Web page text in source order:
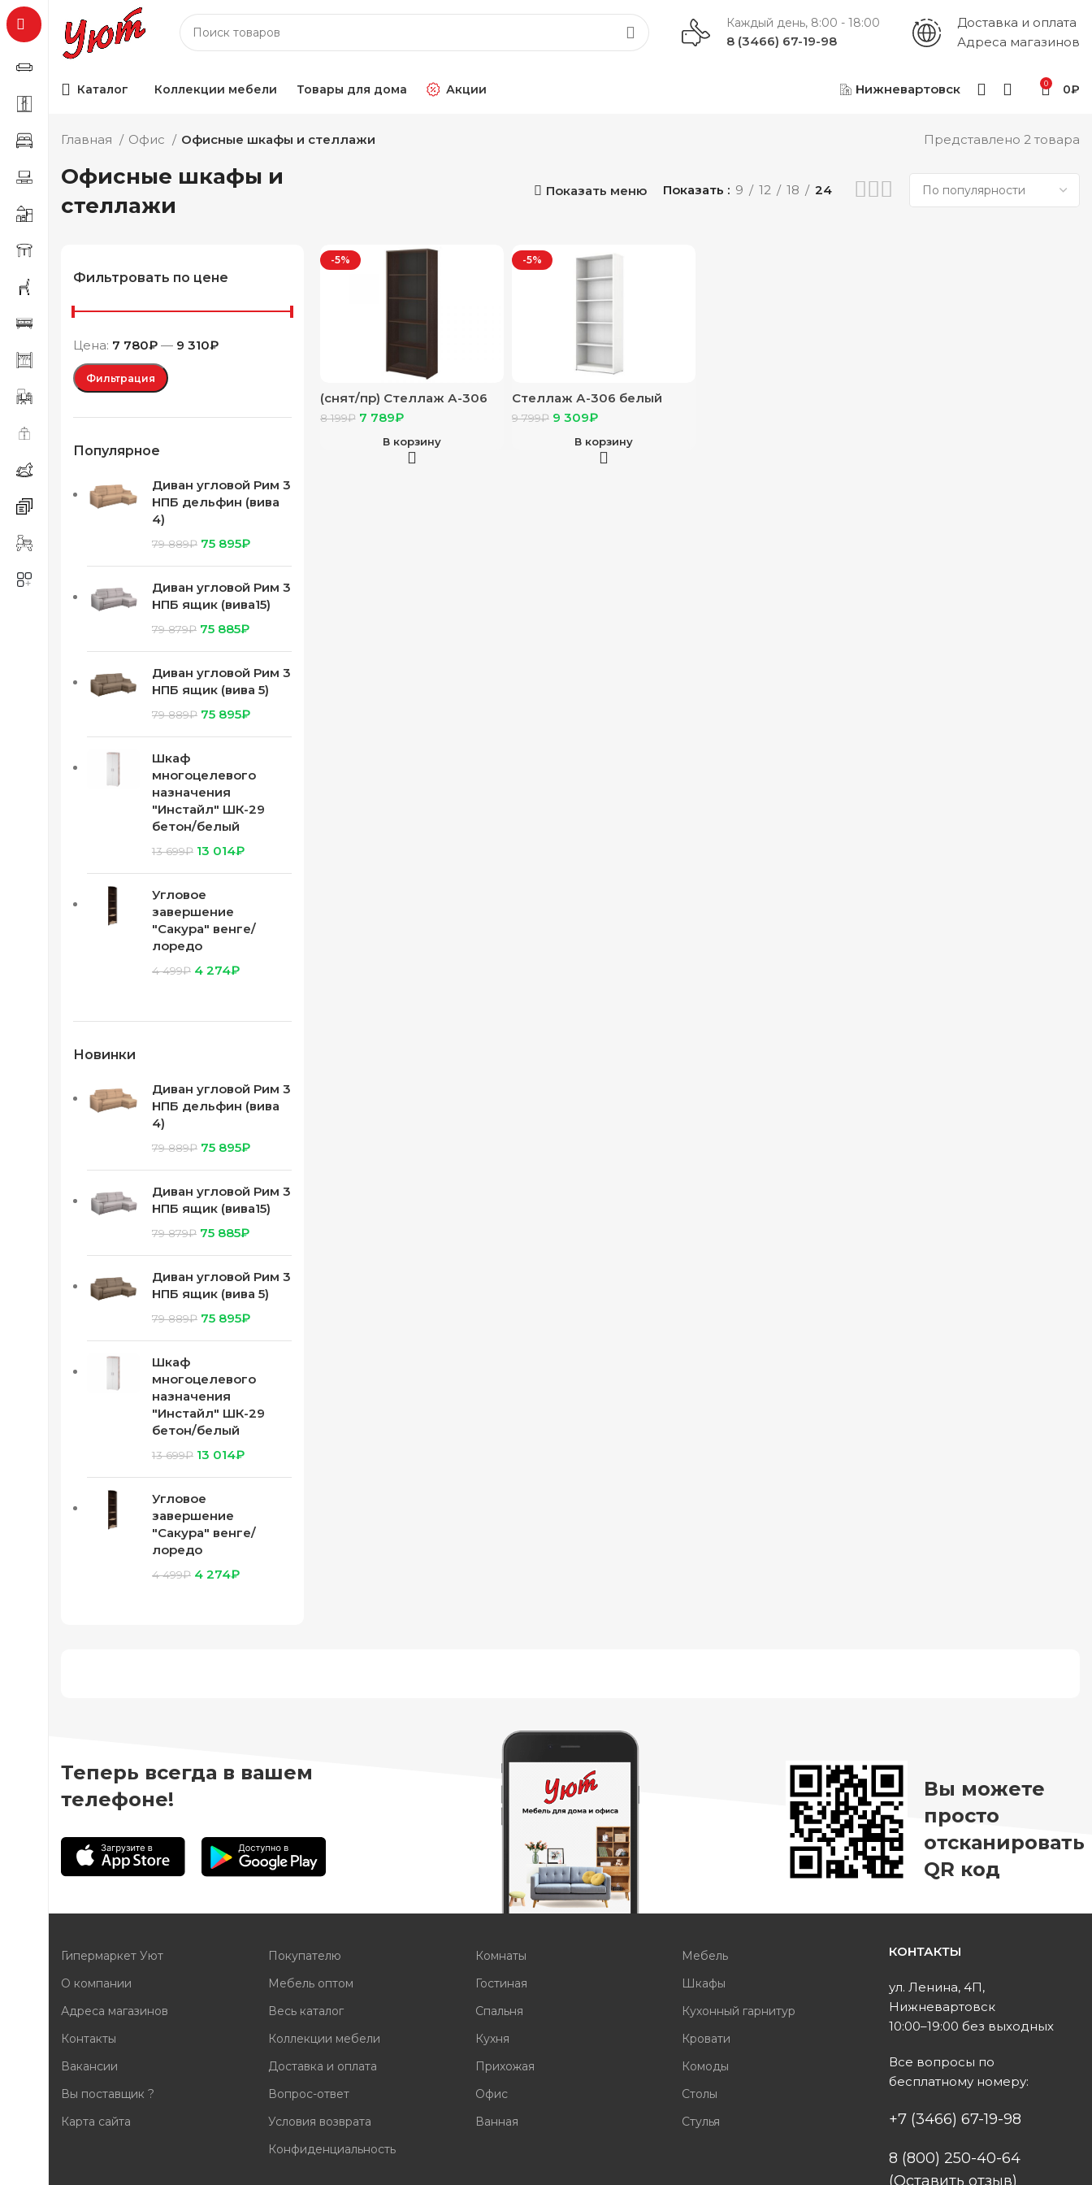
Каждый день, 8:00 - 18:00
8 (3466) 67-19-98
Доставка и оплата
Адреса магазинов
Каталог Коллекции мебели Товары для дома Акции Нижневартовск 0 0₽
Главная Офис Офисные шкафы и стеллажи Представлено 2 товара
Офисные шкафы и
стеллажи
Показать меню Показать 9 12 18 24
Фильтровать по цене
Фильтрация
Цена: 7 780₽ — 9 310₽
Популярное
Диван угловой Рим 3
НПБ дельфин (вива
4)
79 889₽ 75 895₽
Диван угловой Рим 3
НПБ ящик (вива15)
79 879₽ 75 885₽
Диван угловой Рим 3
НПБ ящик (вива 5)
79 889₽ 75 895₽
Шкаф
многоцелевого
назначения
"Инстайл" ШК-29
бетон/белый
13 699₽ 13 014₽
Угловое
завершение
"Сакура" венге/
лоредо
4 499₽ 4 274₽
Новинки
Диван угловой Рим 3
НПБ дельфин (вива
4)
79 889₽ 75 895₽
Диван угловой Рим 3
НПБ ящик (вива15)
79 879₽ 75 885₽
Диван угловой Рим 3
НПБ ящик (вива 5)
79 889₽ 75 895₽
Шкаф
многоцелевого
назначения
"Инстайл" ШК-29
бетон/белый
13 699₽ 13 014₽
Угловое
завершение
"Сакура" венге/
лоредо
4 499₽ 4 274₽
-5%
(снят/пр) Стеллаж А-306
дуб венге 77*37*200
8 199₽ 7 789₽
В корзину
-5%
Стеллаж А-306 белый
77*37*200
9 799₽ 9 309₽
В корзину
Теперь всегда в вашем
телефоне!
Вы можете
просто
отсканировать
QR код
Гипермаркет Уют
О компании
Адреса магазинов
Контакты
Вакансии
Вы поставщик ?
Карта сайта
Покупателю
Мебель оптом
Весь каталог
Коллекции мебели
Доставка и оплата
Вопрос-ответ
Условия возврата
Конфиденциальность
Комнаты
Гостиная
Спальня
Кухня
Прихожая
Офис
Ванная
Мебель
Шкафы
Кухонный гарнитур
Кровати
Комоды
Столы
Стулья
КОНТАКТЫ
ул. Ленина, 4П,
Нижневартовск
10:00–19:00 без выходных
Все вопросы по
бесплатному номеру:
+7 (3466) 67-19-98
8 (800) 250-40-64
(Оставить отзыв)